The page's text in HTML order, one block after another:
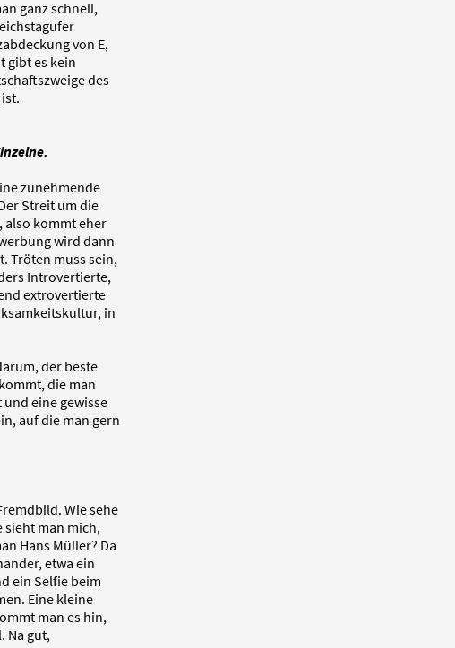
ganz schnell,
von E,
gibt es kein
des
zunehmende
Streit um die
also kommt eher
wird dann
Tröten muss sein,
Introvertierte,
extrovertierte
in
der beste
die man
eine gewisse
auf die man gern
Wie sehe
sieht man mich,
Hans Müller? Da
etwa ein
ein Selfie beim
Eine kleine
man es hin,
Na gut,